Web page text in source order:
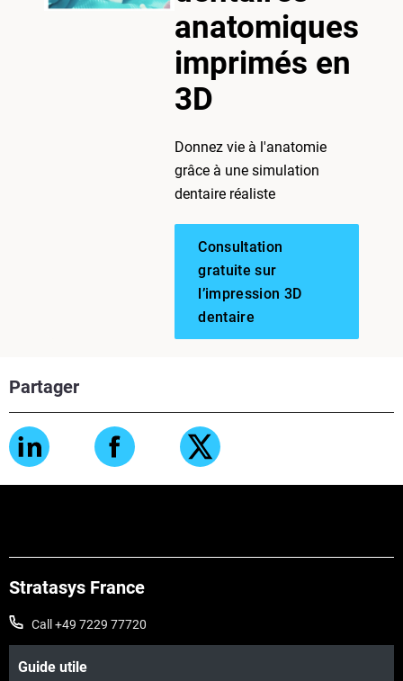
anatomiques
imprimés en
3D
Donnez vie à l'anatomie
grâce à une simulation
dentaire réaliste
Consultation
gratuite sur
l’impression 3D
dentaire
Partager
Stratasys France
Call +49 7229 77720
Guide utile